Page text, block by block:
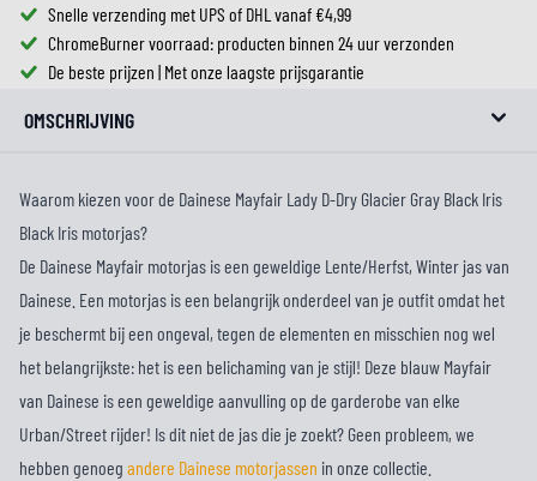
Snelle verzending met UPS of DHL vanaf €4,99
ChromeBurner voorraad: producten binnen 24 uur verzonden
De beste prijzen | Met onze laagste prijsgarantie
OMSCHRIJVING
Waarom kiezen voor de Dainese Mayfair Lady D-Dry Glacier Gray Black Iris
Black Iris motorjas?
De Dainese Mayfair motorjas is een geweldige Lente/Herfst, Winter jas van
Dainese. Een motorjas is een belangrijk onderdeel van je outfit omdat het
je beschermt bij een ongeval, tegen de elementen en misschien nog wel
het belangrijkste: het is een belichaming van je stijl! Deze blauw Mayfair
van Dainese is een geweldige aanvulling op de garderobe van elke
Urban/Street rijder! Is dit niet de jas die je zoekt? Geen probleem, we
hebben genoeg andere Dainese motorjassen in onze collectie.